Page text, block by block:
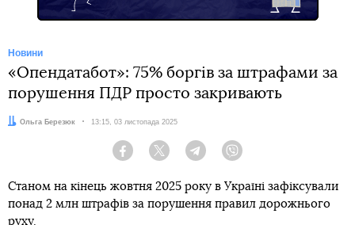
Новини
«Опендатабот»: 75% боргів за штрафами за
порушення ПДР просто закривають
Автор:
Ольга Березюк Дата:
13:15, 03 листопада 2025
Facebook Twitter Telegram
Станом на кінець жовтня 2025 року в Україні зафіксували
понад 2 млн штрафів за порушення правил дорожнього
руху.